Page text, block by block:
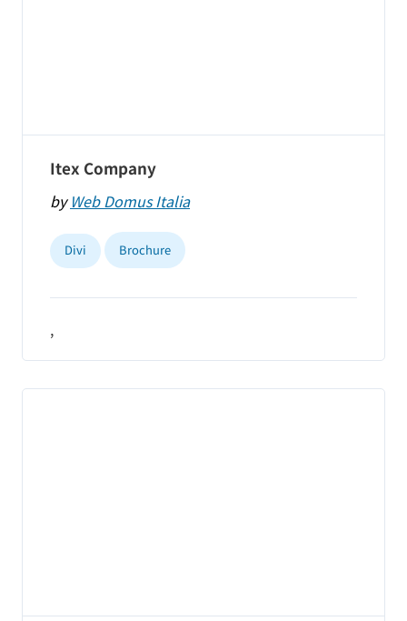
Itex Company
by Web Domus Italia
Divi Brochure
,